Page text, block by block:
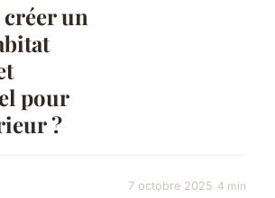
un
pour
?
7 octobre 2025 4 min